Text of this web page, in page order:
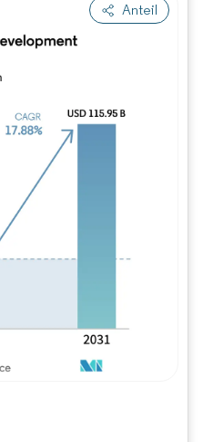
Anteil
Bild © Mordor Intelligence.